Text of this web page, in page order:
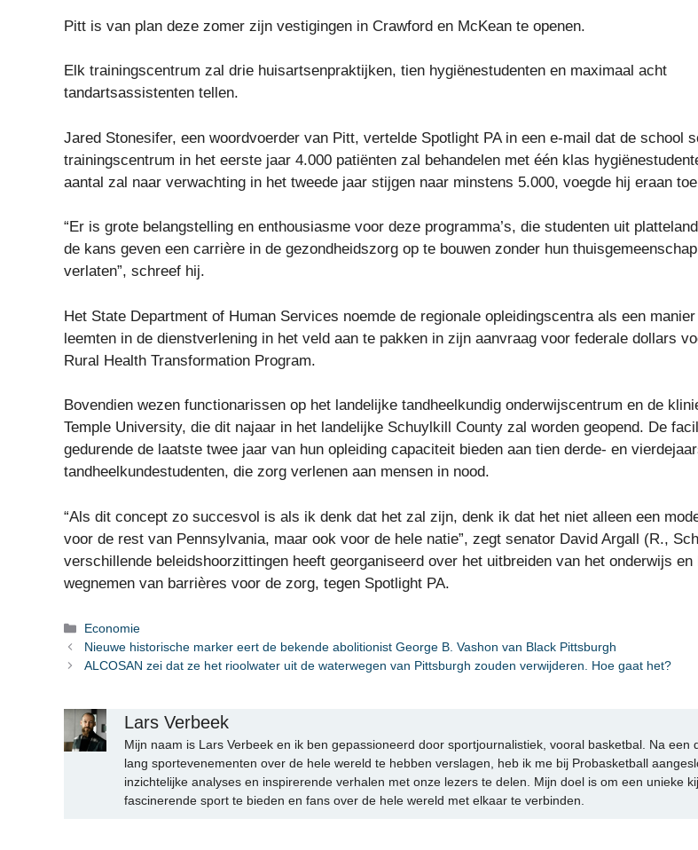
Pitt is van plan deze zomer zijn vestigingen in Crawford en McKean te openen.
Elk trainingscentrum zal drie huisartsenpraktijken, tien hygiënestudenten en maximaal acht
tandartsassistenten tellen.
Jared Stonesifer, een woordvoerder van Pitt, vertelde Spotlight PA in een e-mail dat de school
trainingscentrum in het eerste jaar 4.000 patiënten zal behandelen met één klas
aantal zal naar verwachting in het tweede jaar stijgen naar minstens 5.000, voegde hij eraan
“Er is grote belangstelling en enthousiasme voor deze programma’s, die studenten uit
de kans geven een carrière in de gezondheidszorg op te bouwen zonder hun
verlaten”, schreef hij.
Het State Department of Human Services noemde de regionale opleidingscentra als een manier
leemten in de dienstverlening in het veld aan te pakken in zijn aanvraag voor federale dollars
Rural Health Transformation Program.
Bovendien wezen functionarissen op het landelijke tandheelkundig onderwijscentrum en de
Temple University, die dit najaar in het landelijke Schuylkill County zal worden geopend. De
gedurende de laatste twee jaar van hun opleiding capaciteit bieden aan tien derde- en
tandheelkundestudenten, die zorg verlenen aan mensen in nood.
“Als dit concept zo succesvol is als ik denk dat het zal zijn, denk ik dat het niet alleen een
voor de rest van Pennsylvania, maar ook voor de hele natie”, zegt senator David Argall (R.,
verschillende beleidshoorzittingen heeft georganiseerd over het uitbreiden van het onderwijs en
wegnemen van barrières voor de zorg, tegen Spotlight PA.
Categorieën
Economie
Nieuwe historische marker eert de bekende abolitionist George B. Vashon van Black Pittsburgh
ALCOSAN zei dat ze het rioolwater uit de waterwegen van Pittsburgh zouden verwijderen. Hoe gaat het?
Lars Verbeek
Mijn naam is Lars Verbeek en ik ben gepassioneerd door sportjournalistiek, vooral basketbal. Na een
lang sportevenementen over de hele wereld te hebben verslagen, heb ik me bij Probasketball
inzichtelijke analyses en inspirerende verhalen met onze lezers te delen. Mijn doel is om een unieke
fascinerende sport te bieden en fans over de hele wereld met elkaar te verbinden.